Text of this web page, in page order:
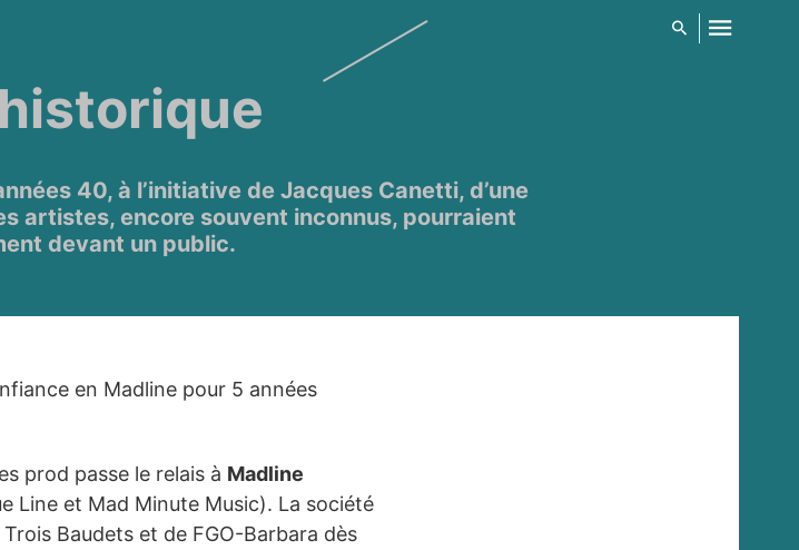
40, à l’initiative de Jacques Canetti, d’une
artistes, encore souvent inconnus, pourraient
devant un public.
en Madline pour 5 années
prod passe le relais à Madline
Line et Mad Minute Music). La société
Baudets et de FGO-Barbara dès